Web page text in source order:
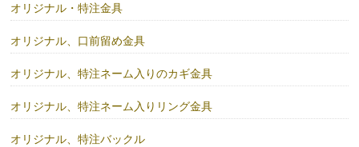
オリジナル・特注金具
オリジナル、口前留め金具
オリジナル、特注ネーム入りのカギ金具
オリジナル、特注ネーム入りリング金具
オリジナル、特注バックル